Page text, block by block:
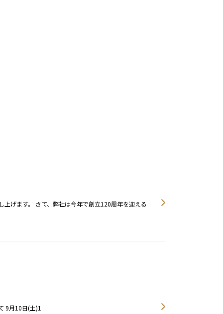
げます。 さて、弊社は今年で創立120周年を迎える
9月10日(土)1